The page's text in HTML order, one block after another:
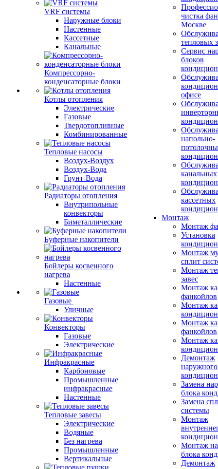
VRF системы
Наружные блоки
Настенные
Кассетные
Канальные
Компрессорно-
конденсаторные блоки
Котлы отопления
Электрические
Газовые
Твердотопливные
Комбинированные
Тепловые насосы
Воздух-Воздух
Воздух-Вода
Грунт-Вода
Радиаторы отопления
Внутрипольные
конвекторы
Биметаллические
Буферные накопители
Бойлеры косвенного
нагрева
Настенные
Газовые
Уличные
Конвекторы
Газовые
Электрические
Инфракрасные
Карбоновые
Промышленные
инфракрасные
Настенные
Тепловые завесы
Электрические
Водяные
Без нагрева
Промышленные
Вертикальные
чистка
Москве
тепловых
Сервис
блоков
офисе
напольно-
канальных
кассетных
Монтаж
Монтаж
Установка
Монтаж
сплит
Монтаж
завес
Монтаж
фанкойлов
Монтаж
Монтаж
фанкойлов
Монтаж
Демонтаж
Замена
блока
Замена
системы
Монтаж
Монтаж
блока
Демонтаж